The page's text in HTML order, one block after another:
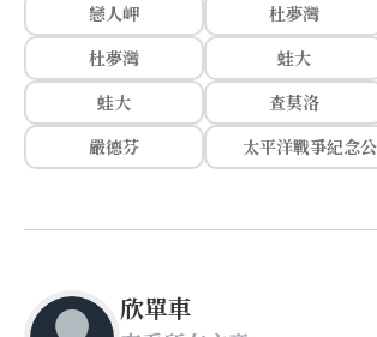
戀人岬
杜夢灣
杜夢灣
蛙大
蛙大
查莫洛
嚴德芬
太平洋戰爭紀念
欣單車